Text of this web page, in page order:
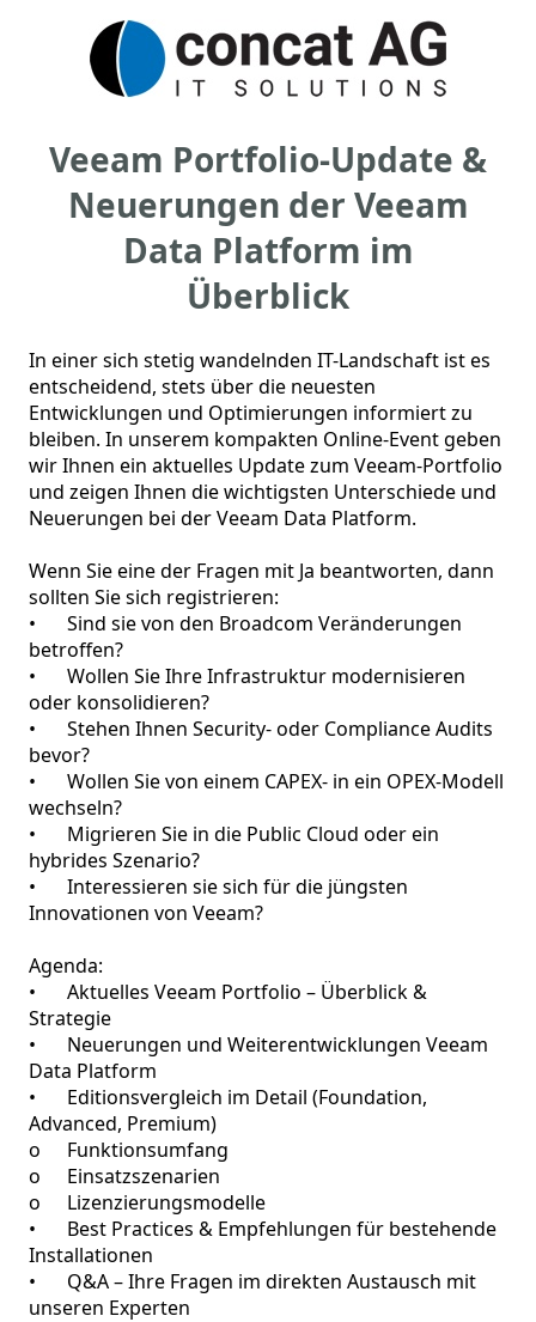
Veeam Portfolio-Update &
Neuerungen der Veeam
Data Platform im
Überblick
In einer sich stetig wandelnden IT-Landschaft ist es
entscheidend, stets über die neuesten
Entwicklungen und Optimierungen informiert zu
bleiben. In unserem kompakten Online-Event geben
wir Ihnen ein aktuelles Update zum Veeam-Portfolio
und zeigen Ihnen die wichtigsten Unterschiede und
Neuerungen bei der Veeam Data Platform.
Wenn Sie eine der Fragen mit Ja beantworten, dann
sollten Sie sich registrieren:
•	Sind sie von den Broadcom Veränderungen
betroffen?
•	Wollen Sie Ihre Infrastruktur modernisieren
oder konsolidieren?
•	Stehen Ihnen Security- oder Compliance Audits
bevor?
•	Wollen Sie von einem CAPEX- in ein OPEX-Modell
wechseln?
•	Migrieren Sie in die Public Cloud oder ein
hybrides Szenario?
•	Interessieren sie sich für die jüngsten
Innovationen von Veeam?
Agenda:
•	Aktuelles Veeam Portfolio – Überblick &
Strategie
•	Neuerungen und Weiterentwicklungen Veeam
Data Platform
•	Editionsvergleich im Detail (Foundation,
Advanced, Premium)
o	Funktionsumfang
o	Einsatzszenarien
o	Lizenzierungsmodelle
•	Best Practices & Empfehlungen für bestehende
Installationen
•	Q&A – Ihre Fragen im direkten Austausch mit
unseren Experten